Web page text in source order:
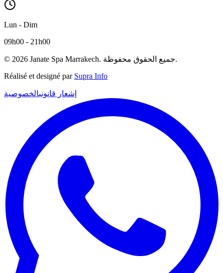
Lun - Dim
09h00 - 21h00
© 2026 Janate Spa Marrakech. جميع الحقوق محفوظة.
Réalisé et designé par Supra Info
إشعار قانونيالخصوصية